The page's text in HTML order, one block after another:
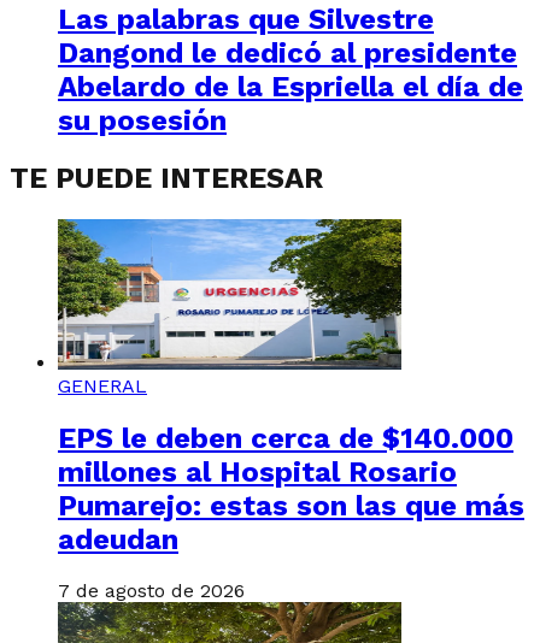
Las palabras que Silvestre
Dangond le dedicó al presidente
Abelardo de la Espriella el día de
su posesión
TE PUEDE INTERESAR
GENERAL
EPS le deben cerca de $140.000
millones al Hospital Rosario
Pumarejo: estas son las que más
adeudan
7 de agosto de 2026